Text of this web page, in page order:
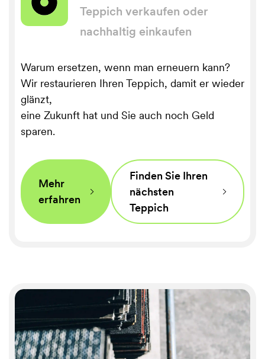
Teppich verkaufen oder
nachhaltig einkaufen
Warum ersetzen, wenn man erneuern kann?
Wir restaurieren Ihren Teppich, damit er wieder
glänzt,
eine Zukunft hat und Sie auch noch Geld
sparen.
Mehr
erfahren
⌵
Finden Sie Ihren
nächsten
Teppich
⌵